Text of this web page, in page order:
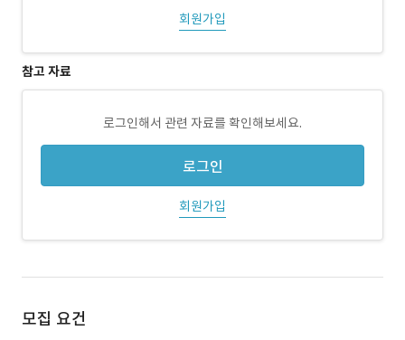
회원가입
참고 자료
로그인해서 관련 자료를 확인해보세요.
로그인
회원가입
모집 요건